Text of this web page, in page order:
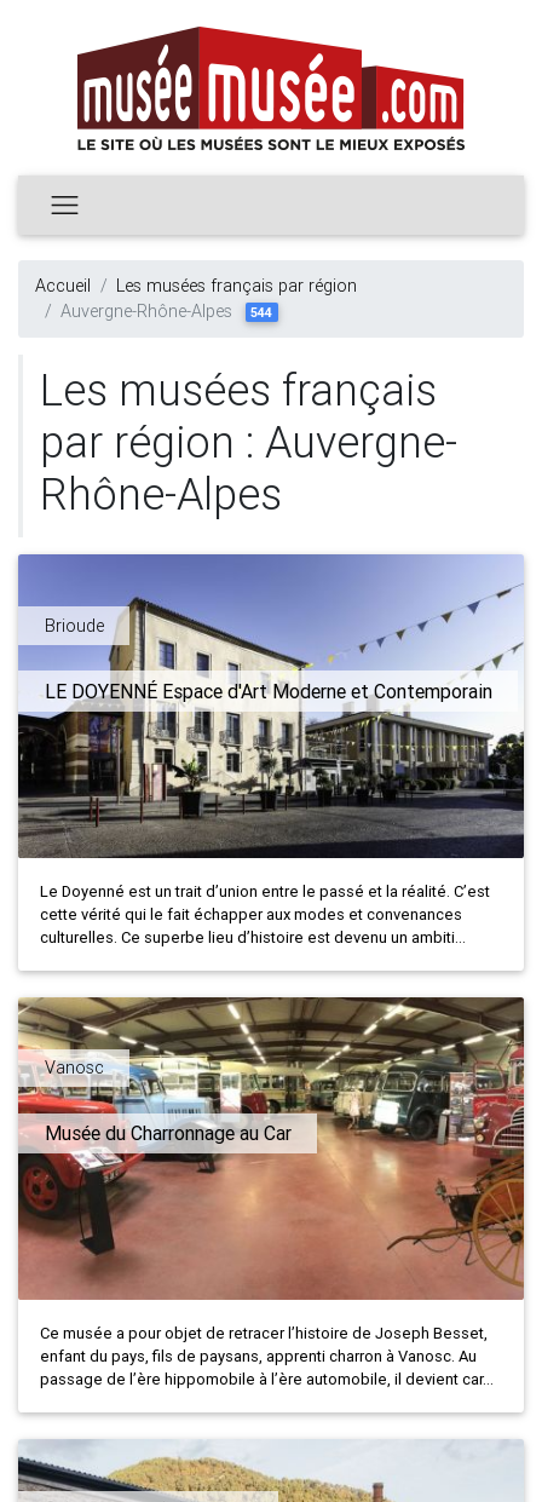
Accueil
Les musées français par région
Auvergne-Rhône-Alpes
544
Les musées français
par région : Auvergne-
Rhône-Alpes
Brioude
LE DOYENNÉ Espace d'Art Moderne et Contemporain
Le Doyenné est un trait d’union entre le passé et la réalité. C’est
cette vérité qui le fait échapper aux modes et convenances
culturelles. Ce superbe lieu d’histoire est devenu un ambiti...
Vanosc
Musée du Charronnage au Car
Ce musée a pour objet de retracer l’histoire de Joseph Besset,
enfant du pays, fils de paysans, apprenti charron à Vanosc. Au
passage de l’ère hippomobile à l’ère automobile, il devient car...